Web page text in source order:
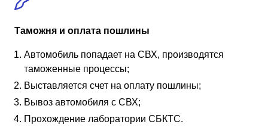
Таможня и оплата пошлины
Автомобиль попадает на СВХ, производятся
таможенные процессы;
Выставляется счет на оплату пошлины;
Вывоз автомобиля с СВХ;
Прохождение лаборатории СБКТС.